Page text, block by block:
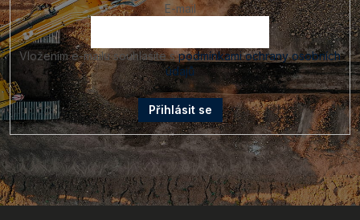
E-mail
Vložením e-mailu souhlasíte spodmínkami ochrany osobních
údajů
Přihlásit se